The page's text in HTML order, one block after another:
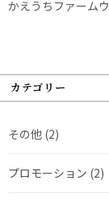
かえうちファーム
カテゴリー
その他 (2)
プロモーション (2)